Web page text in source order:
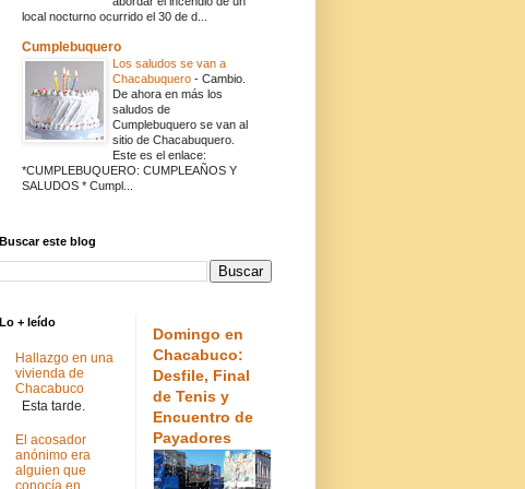
local nocturno ocurrido el 30 de d...
Cumplebuquero
Los saludos se van a
Chacabuquero - Cambio.
De ahora en más los
saludos de
Cumplebuquero se van al
sitio de Chacabuquero.
Este es el enlace:
*CUMPLEBUQUERO: CUMPLEAÑOS Y
SALUDOS * Cumpl...
Buscar este blog
Lo + leído
Hallazgo en una
vivienda de
Chacabuco
Esta tarde.
El acosador
anónimo era
alguien que
conocía en
Domingo en
Chacabuco:
Desfile, Final
de Tenis y
Encuentro de
Payadores